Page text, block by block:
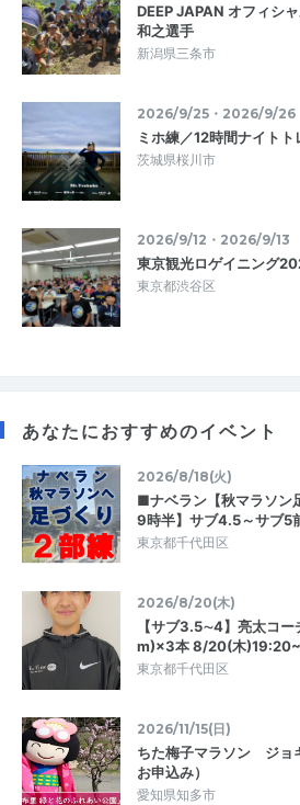
DEEP JAPAN オフィシ
和之選手
新潟県三条市
2026/9/25・2026/9/26
ミホ練／12時間ナイト
茨城県桜川市
2026/9/12・2026/9/13
東京観光ロゲイニング
東京都渋谷区
あなたにおすすめのイベント
2026/8/18(火)
■ナベラン【秋マラソン
9時半】サブ4.5～サブ5
東京都千代田区
2026/8/20(木)
【サブ3.5∼4】亮太コ
m)×3本 8/20(木)19:20~
東京都千代田区
2026/11/15(日)
ちた梅子マラソン ジョ
お申込み）
愛知県知多市